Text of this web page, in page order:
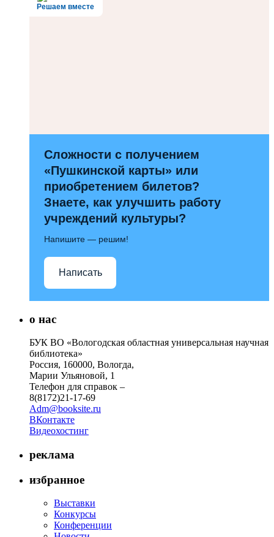
Решаем вместе
Сложности с получением
«Пушкинской карты» или
приобретением билетов?
Знаете, как улучшить работу
учреждений культуры?
Напишите — решим!
Написать
о нас
БУК ВО «Вологодская областная универсальная научная
библиотека»
Россия, 160000, Вологда,
Марии Ульяновой, 1
Телефон для справок –
8(8172)21-17-69
Adm@booksite.ru
ВКонтакте
Видеохостинг
реклама
избранное
Выставки
Конкурсы
Конференции